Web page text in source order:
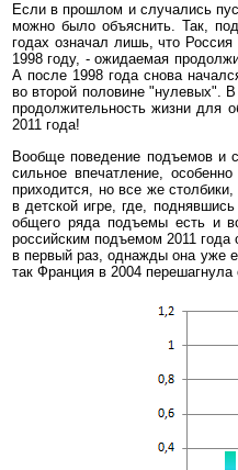
Если в прошлом и случались
можно было объяснить. Так,
годах означал лишь, что
1998 году, - ожидаемая
А после 1998 года снова
во второй половине "нулевых". В
продолжительность жизни для
2011 года!
Вообще поведение подъемов и
сильное впечатление,
приходится, но все же
в детской игре, где,
общего ряда подъемы есть и
российским подъемом 2011 года
в первый раз, однажды она уже
так Франция в 2004